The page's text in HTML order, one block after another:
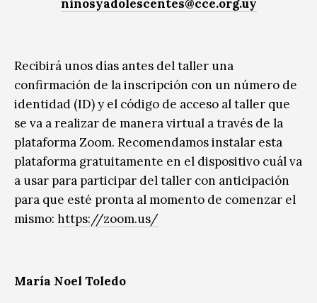
ninosyadolescentes@cce.org.uy
Recibirá unos días antes del taller una
confirmación de la inscripción con un número de
identidad (ID) y el código de acceso al taller que
se va a realizar de manera virtual a través de la
plataforma Zoom. Recomendamos instalar esta
plataforma gratuitamente en el dispositivo cuál va
a usar para participar del taller con anticipación
para que esté pronta al momento de comenzar el
mismo: https://zoom.us/
María Noel Toledo